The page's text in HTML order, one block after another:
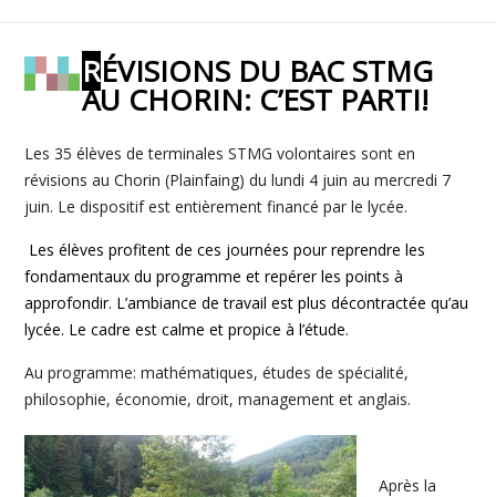
RÉVISIONS DU BAC STMG
AU CHORIN: C’EST PARTI!
Les 35 élèves de terminales STMG volontaires sont en
révisions au Chorin (Plainfaing) du lundi 4 juin au mercredi 7
juin. Le dispositif est entièrement financé par le lycée.
Les élèves profitent de ces journées pour reprendre les
fondamentaux du programme et repérer les points à
approfondir. L’ambiance de travail est plus décontractée qu’au
lycée. Le cadre est calme et propice à l’étude.
Au programme: mathématiques, études de spécialité,
philosophie, économie, droit, management et anglais.
Après la